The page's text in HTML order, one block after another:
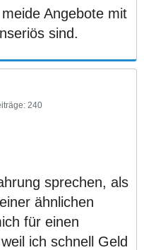
Angebote mit
sind.
240
sprechen, als
ähnlichen
für einen
ich schnell Geld